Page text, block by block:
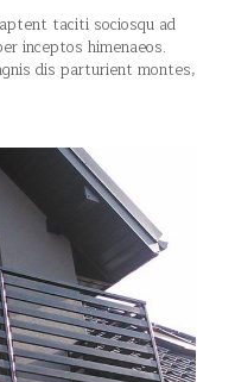
taciti sociosqu ad
inceptos himenaeos.
dis parturient montes,